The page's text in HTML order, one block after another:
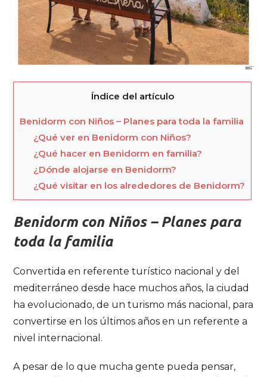
Índice del artículo
Benidorm con Niños – Planes para toda la familia
¿Qué ver en Benidorm con Niños?
¿Qué hacer en Benidorm en familia?
¿Dónde alojarse en Benidorm?
¿Qué visitar en los alrededores de Benidorm?
Benidorm con Niños – Planes para
toda la familia
Convertida en referente turístico nacional y del
mediterráneo desde hace muchos años, la ciudad
ha evolucionado, de un turismo más nacional, para
convertirse en los últimos años en un referente a
nivel internacional.
A pesar de lo que mucha gente pueda pensar,